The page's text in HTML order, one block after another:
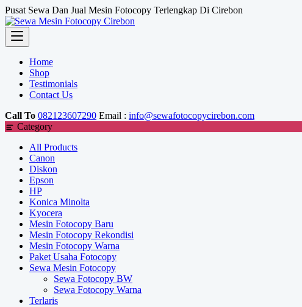
Skip
to
content
Pusat Sewa Dan Jual Mesin Fotocopy Terlengkap Di Cirebon
Home
Shop
Testimonials
Contact Us
Call To 082123607290 Email : info@sewafotocopycirebon.com
Category
All Products
Canon
Diskon
Epson
HP
Konica Minolta
Kyocera
Mesin Fotocopy Baru
Mesin Fotocopy Rekondisi
Mesin Fotocopy Warna
Paket Usaha Fotocopy
Sewa Mesin Fotocopy
Sewa Fotocopy BW
Sewa Fotocopy Warna
Terlaris